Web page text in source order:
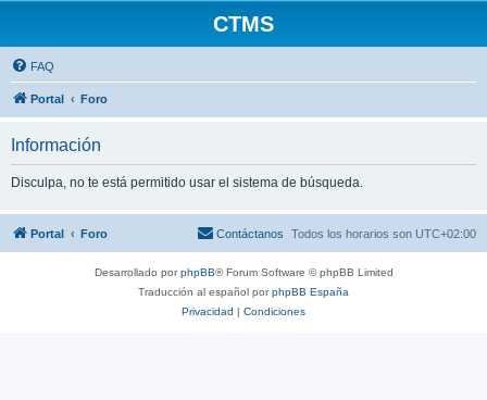
CTMS
FAQ
Portal Foro
Información
Disculpa, no te está permitido usar el sistema de búsqueda.
Portal Foro Todos los horarios son UTC+02:00
Contáctanos
Desarrollado porphpBB® Forum Software © phpBB Limited
Traducción al español porphpBB España
Privacidad | Condiciones